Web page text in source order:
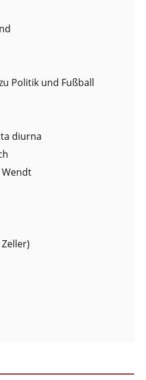
Politik und Fußball
diurna
Wendt